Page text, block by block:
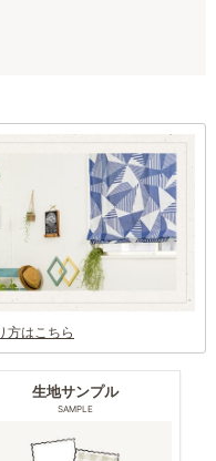
方はこちら
生地サンプル
SAMPLE